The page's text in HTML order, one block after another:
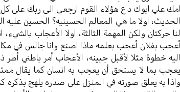
امك علي ابوك دع هؤلاء القوم ارجعي الى ربك على
الحديث، اولا ما هي المعالم الحسينيه؟ الحسين عليه
لنا حركتان ولكن المهمة الثالثة، اولا الأعجاب
أعجب بفلان أعجب بعلمه ماذا اصنع وانا جالس في
اليه خطوة مثلا لأقبل جبينه، الأعجاب أمر باطني
يعجب بما لا يستحق أن يعجب به انسان كما يقال
واذا به يعلق صورته في المنزل على صدره يلهج بذكره